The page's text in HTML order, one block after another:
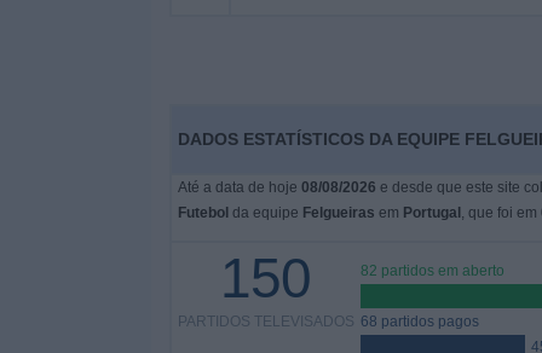
DADOS ESTATÍSTICOS DA EQUIPE
Até a data de hoje 08/08/2026 e desde que este site
Futebol da equipe Felgueiras em Portugal , que foi em
150
PARTIDOS TELEVISADOS
82 partidos em aberto
68 partidos pagos